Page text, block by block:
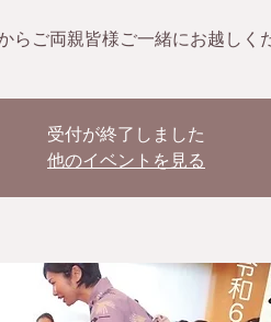
らご両親皆様ご一緒にお越しく
受付が終了しました
他のイベントを見る